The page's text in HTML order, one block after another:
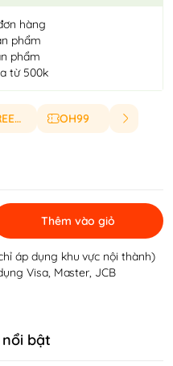
hàng
phẩm
phẩm
từ 500k
FREESHIP OH99
Thêm vào giỏ
áp dụng khu vực nội thành)
Visa, Master, JCB
bật